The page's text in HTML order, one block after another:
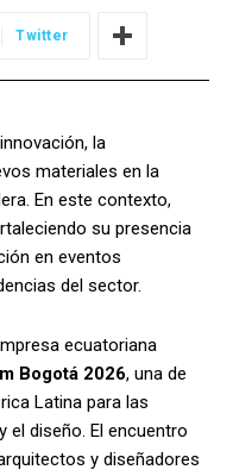
Twitter
la
materiales en la
En este contexto,
su presencia
en eventos
del sector.
ecuatoriana
Bogotá 2026, una de
Latina para las
el diseño. El encuentro
y diseñadores